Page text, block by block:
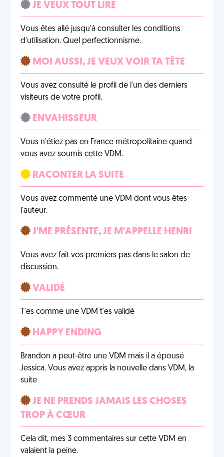
JE VEUX TOUT LIRE
Vous êtes allé jusqu'à consulter les conditions
d'utilisation. Quel perfectionnisme.
MOI AUSSI, JE VEUX VOIR TA TÊTE
Vous avez consulté le profil de l'un des derniers
visiteurs de votre profil.
ENVAHISSEUR
Vous n'étiez pas en France métropolitaine quand
vous avez soumis cette VDM.
RACONTER LA SUITE
Vous avez commenté une VDM dont vous êtes
l'auteur.
J'ME PRÉSENTE, JE M'APPELLE HENRI
Vous avez fait vos premiers pas dans le salon de
discussion.
VALIDÉ
T'es comme une VDM t'es validé
HAPPY ENDING
Brandon a peut-être une VDM mais il a épousé
Jessica. Vous avez appris la nouvelle dans VDM, la
suite
JE NE PRENDS JAMAIS LES CHOSES
TROP À CŒUR
Cela dit, mes 3 commentaires sur cette VDM en
valaient la peine.